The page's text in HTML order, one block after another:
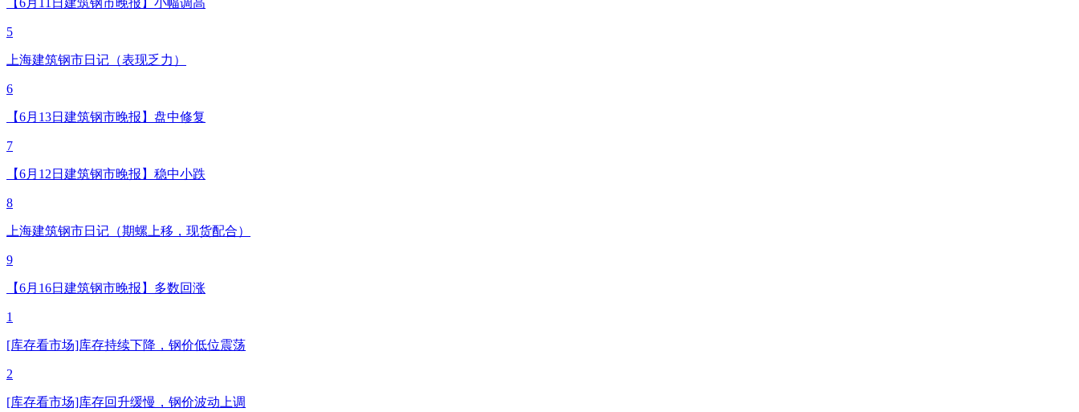
5
上海建筑钢市日记（表现乏力）
6
【6月13日建筑钢市晚报】盘中修复
7
【6月12日建筑钢市晚报】稳中小跌
8
上海建筑钢市日记（期螺上移，现货配合）
9
【6月16日建筑钢市晚报】多数回涨
1
[库存看市场]库存持续下降，钢价低位震荡
2
[库存看市场]库存回升缓慢，钢价波动上调